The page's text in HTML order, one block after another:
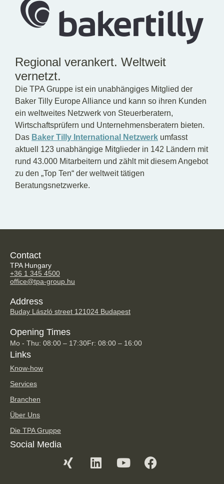
Regional verankert. Weltweit
vernetzt.
Die TPA Gruppe ist ein unabhängiges Mitglied der
Baker Tilly Europe Alliance und kann so ihren Kunden
ein weltweites Netzwerk von Steuerberatern,
Wirtschaftsprüfern und Unternehmensberatern bieten.
Das Baker Tilly International Netzwerk umfasst
aktuell 123 unabhängige Mitglieder in 142 Ländern mit
rund 43.000 Mitarbeitern und zählt mit diesem Angebot
zu den „Top Ten“ der weltweit tätigen
Beratungsnetzwerke.
Contact
TPA Hungary
+36 1 345 4500
office@tpa-group.hu
Address
Buday László street 121024 Budapest
Opening Times
Mo - Thu: 08:00 – 17:30Fr: 08:00 – 16:00
Links
Know-how
Services
Branchen
Über Uns
Die TPA Gruppe
Social Media